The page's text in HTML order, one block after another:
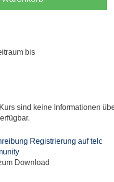
bis
sind keine Informationen
Registrierung auf telc
Download